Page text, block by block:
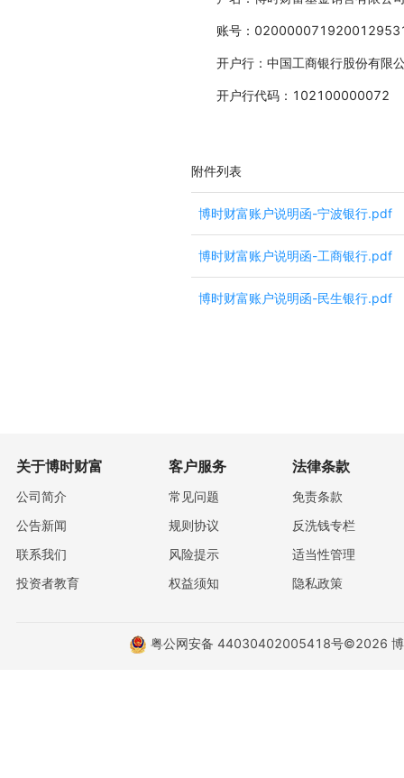
账号：
开户行：中国工商银行股份有限
开户行代码：102100000072
附件列表
博时财富账户说明函-宁波银行.pdf
博时财富账户说明函-工商银行.pdf
博时财富账户说明函-民生银行.pdf
关于博时财富
公司简介
公告新闻
联系我们
投资者教育
客户服务
常见问题
规则协议
风险提示
权益须知
法律条款
免责条款
反洗钱专栏
适当性管理
隐私政策
粤公网安备 44030402005418号©2026 博